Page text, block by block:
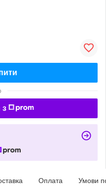
з
Оплата Умови